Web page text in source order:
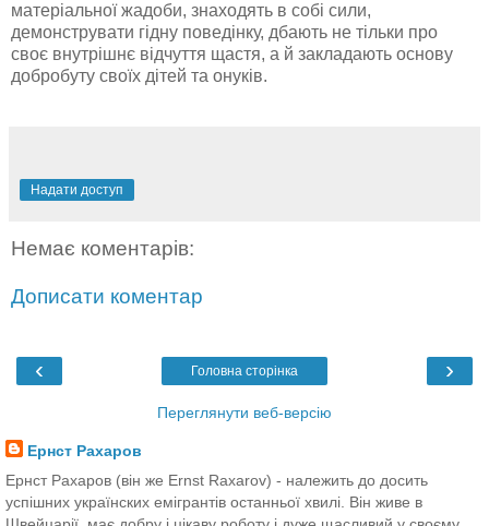
матеріальної жадоби, знаходять в собі сили,
демонструвати гідну поведінку, дбають не тільки про
своє внутрішнє відчуття щастя, а й закладають основу
добробуту своїх дітей та онуків.
Надати доступ
Немає коментарів:
Дописати коментар
‹ ›
Головна сторінка
Переглянути веб-версію
Ернст Рахаров
Ернст Рахаров (він же Ernst Raxarov) - належить до досить
успішних українских емігрантів останньої хвилі. Він живе в